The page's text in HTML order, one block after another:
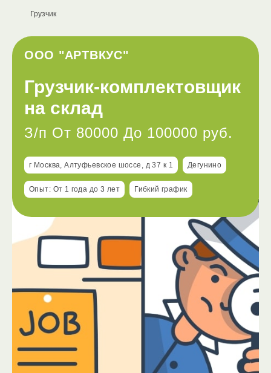
ООО "АРТВКУС"
Грузчик
Грузчик-комплектовщик
на склад
З/п От 80000 До 100000 руб.
г Москва, Алтуфьевское шоссе, д 37 к 1 Дегунино
Опыт: От 1 года до 3 лет Гибкий график